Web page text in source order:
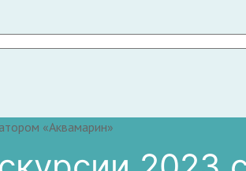
«Аквамарин»